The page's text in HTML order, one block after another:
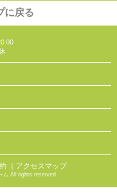
に戻る
｜アクセスマップ
ム All rights reserved.